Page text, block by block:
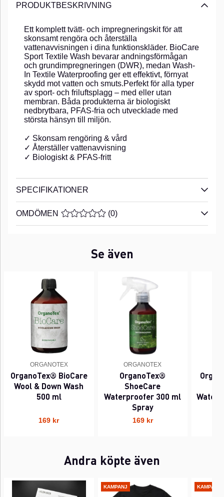
PRODUKTBESKRIVNING
Ett komplett tvätt- och impregneringskit för att
skonsamt rengöra och återställa
vattenavvisningen i dina funktionskläder. BioCare
Sport Textile Wash bevarar andningsförmågan
och grundimpregneringen (DWR), medan Wash-
In Textile Waterproofing ger ett effektivt, förnyat
skydd mot vatten och smuts.Perfekt för alla typer
av sport- och friluftsplagg – med eller utan
membran. Båda produkterna är biologiskt
nedbrytbara, PFAS-fria och utvecklade med
största hänsyn till miljön.
✓ Skonsam rengöring & vård
✓ Återställer vattenavvisning
✓ Biologiskt & PFAS-fritt
SPECIFIKATIONER
OMDÖMEN MEDELBETYG 0 AV 5 ANTAL BETYG 0
(0)
Se även
ORGANOTEX
OrganoTex® BioCare
Wool & Down Wash
500 ml
169 kr
ORGANOTEX
OrganoTex®
ShoeCare
Waterproofer 300 ml
Spray
169 kr
Andra köpte även
KAMPANJ KAMPANJ